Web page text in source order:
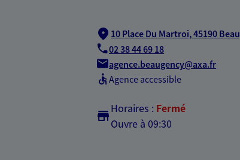
10 Place Du Martroi,45190
02 38 44 69 18
agence.beaugency@axa.fr
Agence accessible
Horaires : Fermé
Ouvre à 09:30